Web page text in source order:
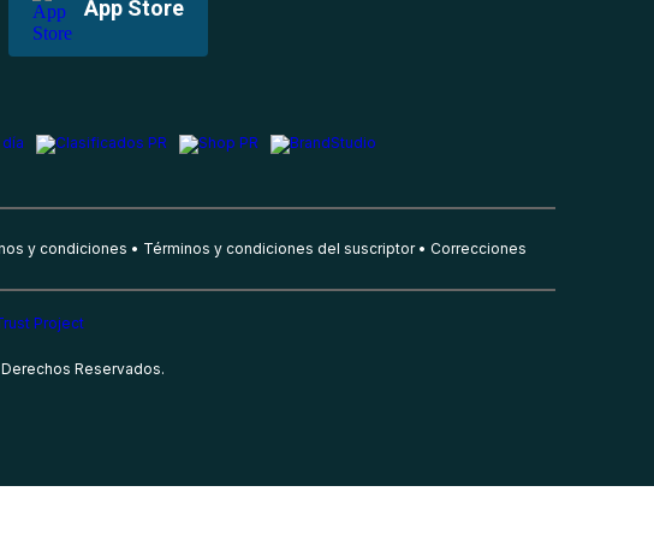
App Store
y condiciones Términos y condiciones del suscriptor Correcciones
Reservados.